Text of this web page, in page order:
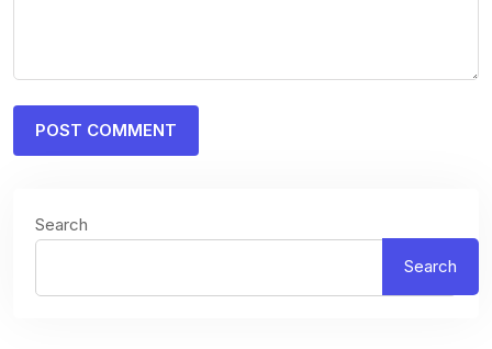
Search
Search